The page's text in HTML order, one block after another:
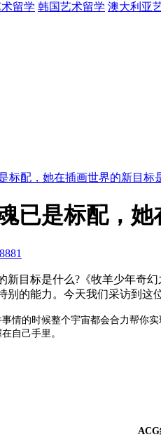
留学 韩国艺术留学 澳大利亚
标配，她在插画世界的新目标
已是标配，
目标是什么?《牧羊少年奇
的能力。今天我们采访到
情的时候整个宇宙都会合力帮
自己手里。